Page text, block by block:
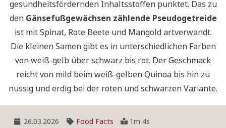
gesundheitsfördernden Inhaltsstoffen punktet. Das zu
den Gänsefußgewächsen zählende Pseudogetreide
ist mit Spinat, Rote Beete und Mangold artverwandt.
Die kleinen Samen gibt es in unterschiedlichen Farben
von weiß-gelb über schwarz bis rot. Der Geschmack
reicht von mild beim weiß-gelben Quinoa bis hin zu
nussig und erdig bei der roten und schwarzen Variante.
26.03.2026 Food Facts
1m 4s